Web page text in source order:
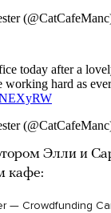
Элли и
кафе:
— Crowdfunding